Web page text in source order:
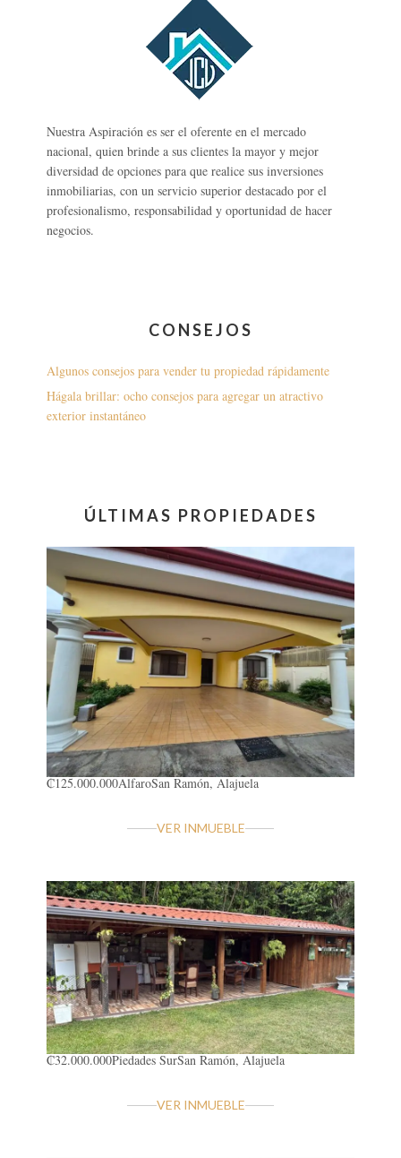
Nuestra Aspiración es ser el oferente en el mercado
nacional, quien brinde a sus clientes la mayor y mejor
diversidad de opciones para que realice sus inversiones
inmobiliarias, con un servicio superior destacado por el
profesionalismo, responsabilidad y oportunidad de hacer
negocios.
CONSEJOS
Algunos consejos para vender tu propiedad rápidamente
Hágala brillar: ocho consejos para agregar un atractivo
exterior instantáneo
ÚLTIMAS PROPIEDADES
₡125.000.000AlfaroSan Ramón, Alajuela
VER INMUEBLE
₡32.000.000Piedades SurSan Ramón, Alajuela
VER INMUEBLE